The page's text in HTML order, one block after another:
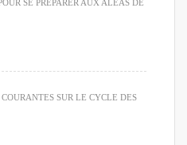
SE PRÉPARER AUX ALÉAS DE
SUR LE CYCLE DES